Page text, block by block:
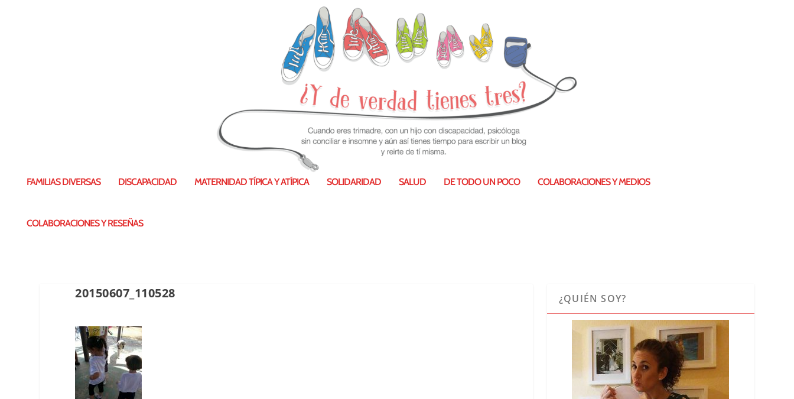
FAMILIAS DIVERSAS DISCAPACIDAD MATERNIDAD TÍPICA Y ATÍPICA SOLIDARIDAD SALUD DE TODO UN POCO COLABORACIONES Y MEDIOS
COLABORACIONES Y RESEÑAS
20150607_110528 ¿QUIÉN SOY?